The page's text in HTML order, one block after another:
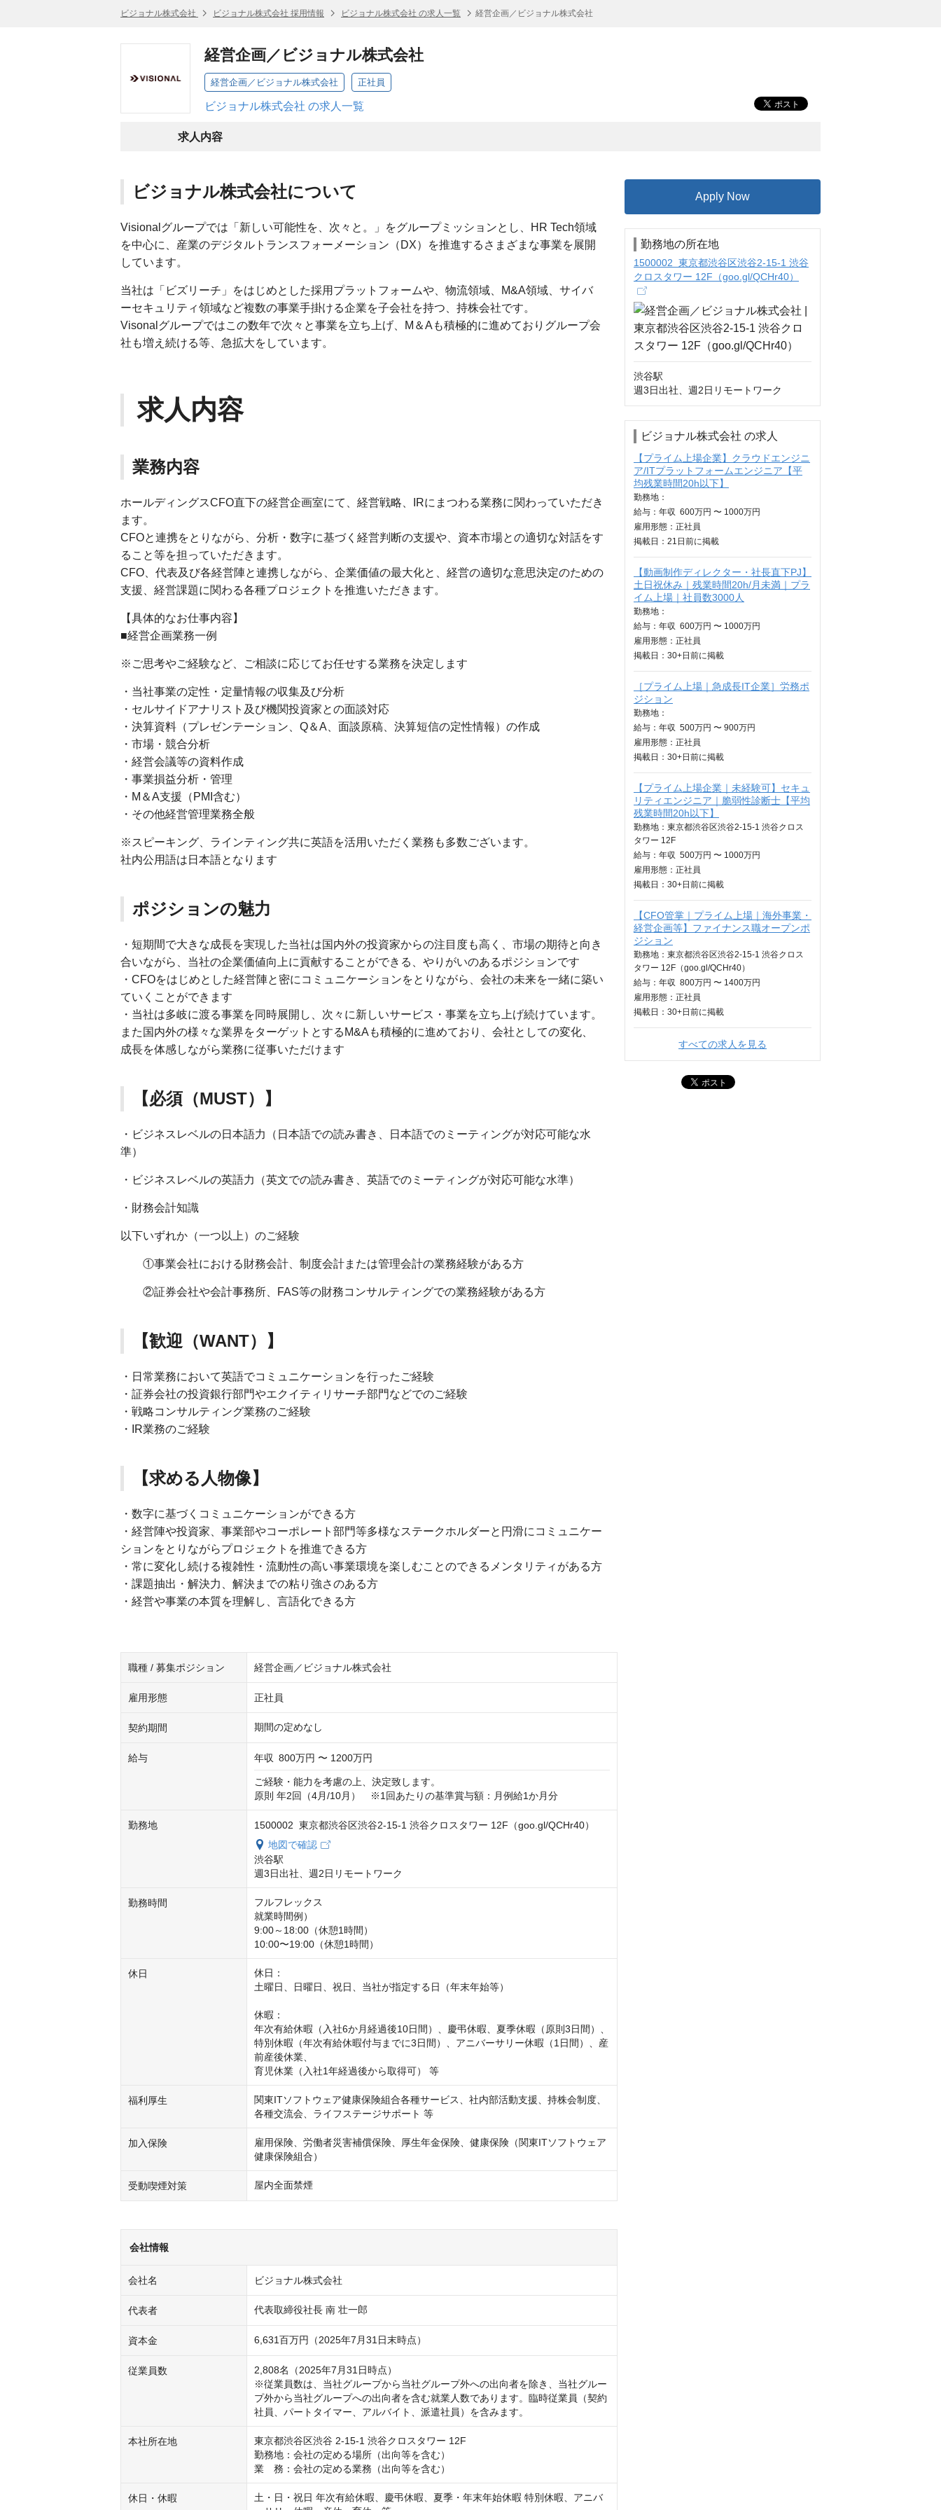
ビジョナル株式会社 ビジョナル株式会社 採用情報 ビジョナル株式会社 の求人一覧 経営企画／ビジョナル株式会社
経営企画／ビジョナル株式会社
経営企画／ビジョナル株式会社 正社員
ビジョナル株式会社 の求人一覧
求人内容
ビジョナル株式会社について
Visionalグループでは「新しい可能性を、次々と。」をグループミッションとし、HR Tech領域
を中心に、産業のデジタルトランスフォーメーション（DX）を推進するさまざまな事業を展開
しています。
当社は「ビズリーチ」をはじめとした採用プラットフォームや、物流領域、M&A領域、サイバ
ーセキュリティ領域など複数の事業手掛ける企業を子会社を持つ、持株会社です。
Visonalグループではこの数年で次々と事業を立ち上げ、M＆Aも積極的に進めておりグループ会
社も増え続ける等、急拡大をしています。
求人内容
業務内容
ホールディングスCFO直下の経営企画室にて、経営戦略、IRにまつわる業務に関わっていただき
ます。
CFOと連携をとりながら、分析・数字に基づく経営判断の支援や、資本市場との適切な対話をす
ること等を担っていただきます。
CFO、代表及び各経営陣と連携しながら、企業価値の最大化と、経営の適切な意思決定のための
支援、経営課題に関わる各種プロジェクトを推進いただきます。
【具体的なお仕事内容】
■経営企画業務一例
※ご思考やご経験など、ご相談に応じてお任せする業務を決定します
・当社事業の定性・定量情報の収集及び分析
・セルサイドアナリスト及び機関投資家との面談対応
・決算資料（プレゼンテーション、Q＆A、面談原稿、決算短信の定性情報）の作成
・市場・競合分析
・経営会議等の資料作成
・事業損益分析・管理
・M＆A支援（PMI含む）
・その他経営管理業務全般
※スピーキング、ラインティング共に英語を活用いただく業務も多数ございます。
社内公用語は日本語となります
ポジションの魅力
・短期間で大きな成長を実現した当社は国内外の投資家からの注目度も高く、市場の期待と向き
合いながら、当社の企業価値向上に貢献することができる、やりがいのあるポジションです
・CFOをはじめとした経営陣と密にコミュニケーションをとりながら、会社の未来を一緒に築い
ていくことができます
・当社は多岐に渡る事業を同時展開し、次々に新しいサービス・事業を立ち上げ続けています。
また国内外の様々な業界をターゲットとするM&Aも積極的に進めており、会社としての変化、
成長を体感しながら業務に従事いただけます
【必須（MUST）】
・ビジネスレベルの日本語力（日本語での読み書き、日本語でのミーティングが対応可能な水
準）
・ビジネスレベルの英語力（英文での読み書き、英語でのミーティングが対応可能な水準）
・財務会計知識
以下いずれか（一つ以上）のご経験
①事業会社における財務会計、制度会計または管理会計の業務経験がある方
②証券会社や会計事務所、FAS等の財務コンサルティングでの業務経験がある方
【歓迎（WANT）】
・日常業務において英語でコミュニケーションを行ったご経験
・証券会社の投資銀行部門やエクイティリサーチ部門などでのご経験
・戦略コンサルティング業務のご経験
・IR業務のご経験
【求める人物像】
・数字に基づくコミュニケーションができる方
・経営陣や投資家、事業部やコーポレート部門等多様なステークホルダーと円滑にコミュニケー
ションをとりながらプロジェクトを推進できる方
・常に変化し続ける複雑性・流動性の高い事業環境を楽しむことのできるメンタリティがある方
・課題抽出・解決力、解決までの粘り強さのある方
・経営や事業の本質を理解し、言語化できる方
職種 / 募集ポジション 経営企画／ビジョナル株式会社
雇用形態 正社員
契約期間 期間の定めなし
給与 年収 800万円 〜 1200万円
ご経験・能力を考慮の上、決定致します。
原則 年2回（4月/10月）　※1回あたりの基準賞与額：月例給1か月分
勤務地
1500002 東京都渋谷区渋谷2-15-1 渋谷クロスタワー 12F（goo.gl/QCHr40）
地図で確認
渋谷駅
週3日出社、週2日リモートワーク
勤務時間
フルフレックス
就業時間例）
9:00～18:00（休憩1時間）
10:00〜19:00（休憩1時間）
休日
休日：
土曜日、日曜日、祝日、当社が指定する日（年末年始等）
休暇：
年次有給休暇（入社6か月経過後10日間）、慶弔休暇、夏季休暇（原則3日間）、
特別休暇（年次有給休暇付与までに3日間）、アニバーサリー休暇（1日間）、産
前産後休業、
育児休業（入社1年経過後から取得可） 等
福利厚生
関東ITソフトウェア健康保険組合各種サービス、社内部活動支援、持株会制度、
各種交流会、ライフステージサポート 等
加入保険
雇用保険、労働者災害補償保険、厚生年金保険、健康保険（関東ITソフトウェア
健康保険組合）
受動喫煙対策 屋内全面禁煙
会社情報
会社名 ビジョナル株式会社
代表者 代表取締役社長 南 壮一郎
資本金 6,631百万円（2025年7月31日末時点）
従業員数
2,808名（2025年7月31日時点）
※従業員数は、当社グループから当社グループ外への出向者を除き、当社グルー
プ外から当社グループへの出向者を含む就業人数であります。臨時従業員（契約
社員、パートタイマー、アルバイト、派遣社員）を含みます。
本社所在地
東京都渋谷区渋谷 2-15-1 渋谷クロスタワー 12F
勤務地：会社の定める場所（出向等を含む）
業　務：会社の定める業務（出向等を含む）
休日・休暇
土・日・祝日 年次有給休暇、慶弔休暇、夏季・年末年始休暇 特別休暇、アニバ
Apply Now
勤務地の所在地
1500002 東京都渋谷区渋谷2-15-1 渋谷
クロスタワー 12F（goo.gl/QCHr40）
渋谷駅
週3日出社、週2日リモートワーク
ビジョナル株式会社 の求人
【プライム上場企業】クラウドエンジニ
ア/ITプラットフォームエンジニア【平
均残業時間20h以下】
勤務地：
給与： 年収 600万円 〜 1000万円
雇用形態：正社員
掲載日： 21日 前に掲載
【動画制作ディレクター・社長直下PJ】
土日祝休み｜残業時間20h/月未満｜プラ
イム上場｜社員数3000人
勤務地：
給与： 年収 600万円 〜 1000万円
雇用形態：正社員
掲載日： 30+日 前に掲載
［プライム上場｜急成長IT企業］労務ポ
ジション
勤務地：
給与： 年収 500万円 〜 900万円
雇用形態：正社員
掲載日： 30+日 前に掲載
【プライム上場企業｜未経験可】セキュ
リティエンジニア｜脆弱性診断士【平均
残業時間20h以下】
勤務地：東京都渋谷区渋谷2-15-1 渋谷クロス
タワー 12F
給与： 年収 500万円 〜 1000万円
雇用形態：正社員
掲載日： 30+日 前に掲載
【CFO管掌｜プライム上場｜海外事業・
経営企画等】ファイナンス職オープンポ
ジション
勤務地：東京都渋谷区渋谷2-15-1 渋谷クロス
タワー 12F（goo.gl/QCHr40）
給与： 年収 800万円 〜 1400万円
雇用形態：正社員
掲載日： 30+日 前に掲載
すべての求人を見る